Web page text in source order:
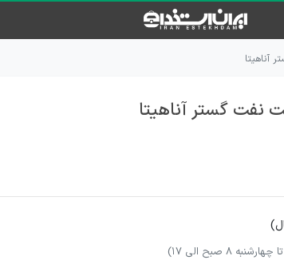
آناهیتا
گستر آناهیتا
8 صبح الی 17)